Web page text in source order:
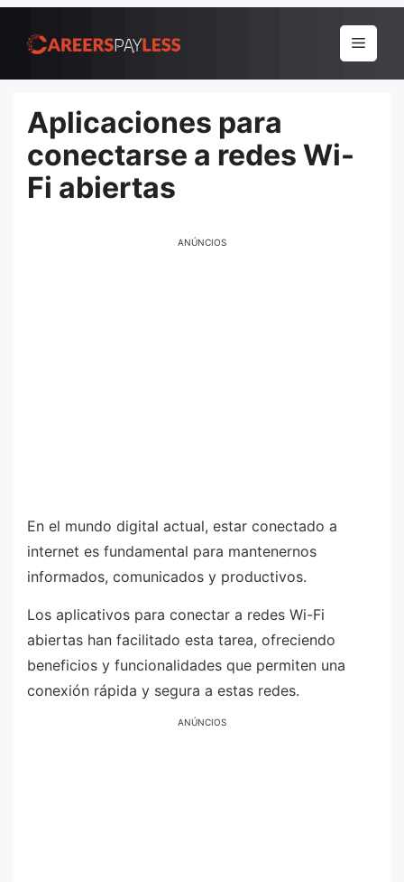
para
conteúdo
Menu
Aplicaciones para
conectarse a redes Wi-
Fi abiertas
ANÚNCIOS
En el mundo digital actual, estar conectado a
internet es fundamental para mantenernos
informados, comunicados y productivos.
Los aplicativos para conectar a redes Wi-Fi
abiertas han facilitado esta tarea, ofreciendo
beneficios y funcionalidades que permiten una
conexión rápida y segura a estas redes.
ANÚNCIOS